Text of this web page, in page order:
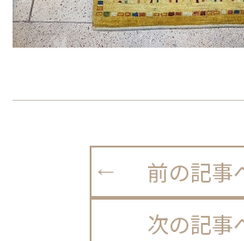
前の記事
次の記事